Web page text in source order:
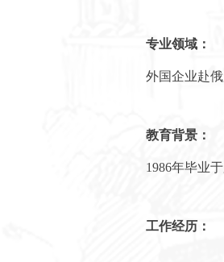
专业领域：
外国企业赴
教育背景：
1986年毕业
工作经历：